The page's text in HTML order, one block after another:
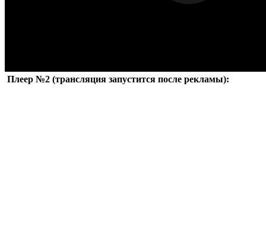
Плеер №2 (трансляция запустится после рекламы):